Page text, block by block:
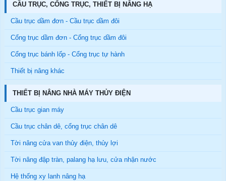
CẦU TRỤC, CỔNG TRỤC, THIẾT BỊ NÂNG HẠ
Cầu trục dầm đơn - Cầu trục dầm đôi
Cổng trục dầm đơn - Cổng trục dầm đôi
Cổng trục bánh lốp - Cổng trục tự hành
Thiết bị nâng khác
THIẾT BỊ NÂNG NHÀ MÁY THỦY ĐIỆN
Cầu trục gian máy
Cầu trục chân dê, cổng trục chân dê
Tời nâng cửa van thủy điện, thủy lợi
Tời nâng đập tràn, palang hạ lưu, cửa nhận nước
Hệ thống xy lanh nâng hạ